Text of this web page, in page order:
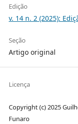
Edição
v. 14 n. 2 (2025):
Seção
Artigo original
Licença
Copyright (c) 2025
Funaro